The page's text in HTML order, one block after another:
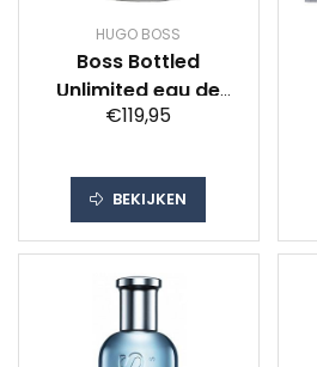
HUGO BOSS
Boss Bottled
Unlimited eau de
toilette spray 200
€119,95
BEKIJKEN